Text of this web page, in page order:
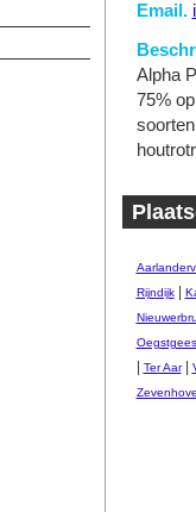
Email.
Alpha
75%
Rijndijk|
Ter Aar|